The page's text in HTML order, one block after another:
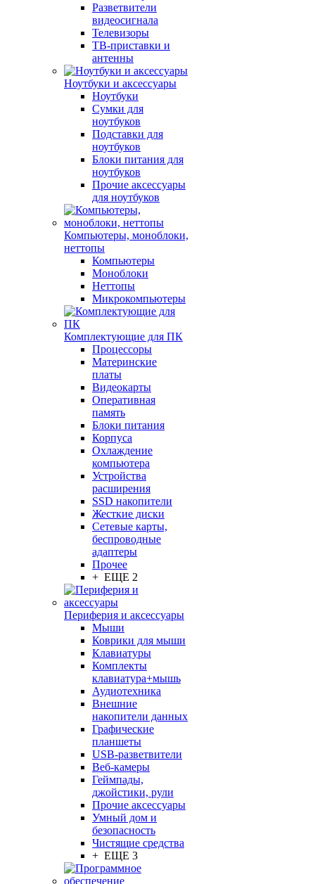
Разветвители
видеосигнала
Телевизоры
ТВ-приставки и
антенны
Ноутбуки и аксессуары
Ноутбуки
Сумки для
ноутбуков
Подставки для
ноутбуков
Блоки питания для
ноутбуков
Прочие аксессуары
для ноутбуков
Компьютеры, моноблоки,
неттопы
Компьютеры
Моноблоки
Неттопы
Микрокомпьютеры
Комплектующие для ПК
Процессоры
Материнские
платы
Видеокарты
Оперативная
память
Блоки питания
Корпуса
Охлаждение
компьютера
Устройства
расширения
SSD накопители
Жесткие диски
Сетевые карты,
беспроводные
адаптеры
Прочее
+ ЕЩЕ 2
Периферия и аксессуары
Мыши
Коврики для мыши
Клавиатуры
Комплекты
клавиатура+мышь
Аудиотехника
Внешние
накопители данных
Графические
планшеты
USB-разветвители
Веб-камеры
Геймпады,
джойстики, рули
Прочие аксессуары
Умный дом и
безопасность
Чистящие средства
+ ЕЩЕ 3